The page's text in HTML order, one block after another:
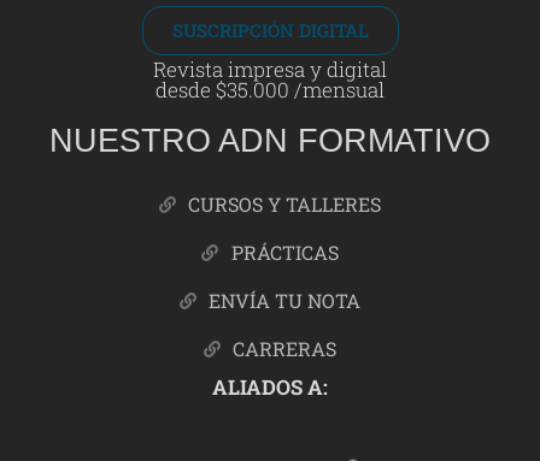
SUSCRIPCIÓN DIGITAL
Revista impresa y digital
desde $35.000 /mensual
NUESTRO ADN FORMATIVO
CURSOS Y TALLERES
PRÁCTICAS
ENVÍA TU NOTA
CARRERAS
ALIADOS A: